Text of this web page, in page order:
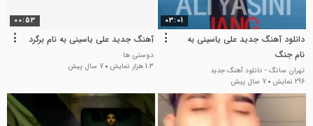
03:01
دانلود آهنگ جدید علی یاسینی به
نام جنگ
تهران سانگ - دانلود آهنگ جدید
296 نمایش
7 سال پیش
00:53
آهنگ جدید علی یاسینی به نام برگرد
دوستی ها
1.3 هزار نمایش
7 سال پیش